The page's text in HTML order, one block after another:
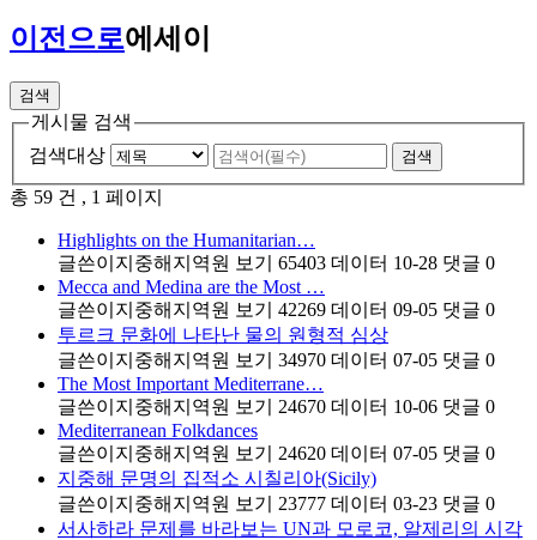
이전으로에세이
검색
게시물 검색
검색대상
검색
총 59 건 , 1 페이지
Highlights on the Humanitarian…
글쓴이 지중해지역원 보기 65403 데이터 10-28 댓글 0
Mecca and Medina are the Most …
글쓴이 지중해지역원 보기 42269 데이터 09-05 댓글 0
투르크 문화에 나타난 물의 원형적 심상
글쓴이 지중해지역원 보기 34970 데이터 07-05 댓글 0
The Most Important Mediterrane…
글쓴이 지중해지역원 보기 24670 데이터 10-06 댓글 0
Mediterranean Folkdances
글쓴이 지중해지역원 보기 24620 데이터 07-05 댓글 0
지중해 문명의 집적소 시칠리아(Sicily)
글쓴이 지중해지역원 보기 23777 데이터 03-23 댓글 0
서사하라 문제를 바라보는 UN과 모로코, 알제리의 시각